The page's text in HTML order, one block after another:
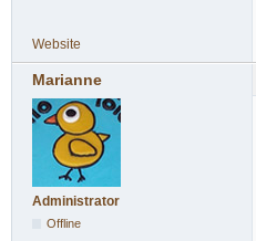
Website
Marianne
Administrator
Offline